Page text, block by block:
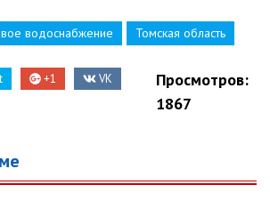
водоснабжение Томская область
+1 VK
Просмотров:
1867